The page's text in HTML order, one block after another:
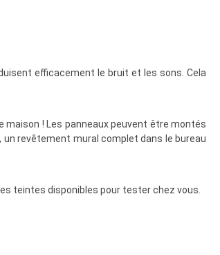
efficacement le bruit et les sons. Cela
! Les panneaux peuvent être montés
revêtement mural complet dans le bureau
teintes disponibles pour tester chez vous.